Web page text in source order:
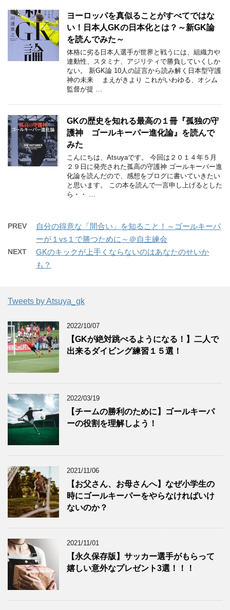
ヨーロッパを真似ることがすべてではな
い！日本人GKの日本化とは？～新GK論
を読んでみた～
体格に劣る日本人選手が世界と戦うには、組織力や
連動性、スタミナ、アジリティで勝負していくしか
ない。 新GK論 10人の証言から読み解く日本型守護
神の未来 まえがきより これがいわゆる、オシム
監督が提 …
GKの歴史を知れる最高の１冊『孤独の守
護神 ゴールキーパー進化論』を読んで
みた
こんにちは、Atsuyaです。 今回は２０１４年５月
２９日に発売された孤高の守護神 ゴールキーパー進
化論を読んだので、感想をブログに書いていきたい
と思います。 この本を読んで一言申し上げるとした
ら・・ …
PREV
自分の得意な「間合い」を知ること！～ゴールキーパ
ーが１vs１で勝つために～＠自主練会
NEXT
GKのキックが上手くならないのはあなたのせいか
も？
Tweets by Atsuya_gk
2022/10/07
【GKが絶対跳べるようになる！】二人で
出来るダイビング練習１５選！
2022/03/19
【チームの勝利のために】ゴールキーパ
ーの役割を理解しよう！
2021/11/06
【お父さん、お母さんへ】なぜ小学生の
時にゴールキーパーをやらなければいけ
ないのか？
2021/11/01
【永久保存版】サッカー選手がもらって
嬉しい意外なプレゼント3選！！！